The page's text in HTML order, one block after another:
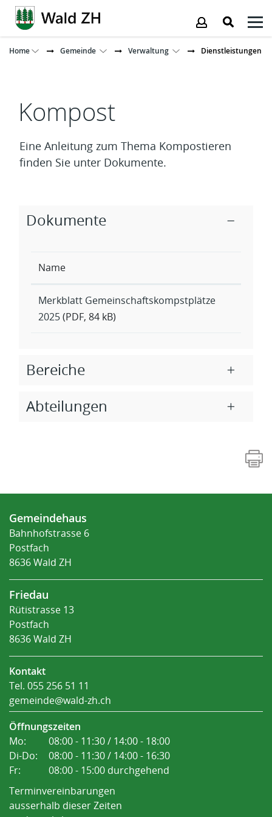
Kopfzeile
Home Gemeinde Verwaltung Dienstleistungen
Inhalt
Kompost
Eine Anleitung zum Thema Kompostieren
finden Sie unter Dokumente.
Zugehörige Objekte
Dokumente
Name
Merkblatt Gemeinschaftskompstplätze
2025 (PDF, 84 kB)
Bereiche
Abteilungen
Fusszeile
Gemeindehaus
Bahnhofstrasse 6
Postfach
8636 Wald ZH
Friedau
Rütistrasse 13
Postfach
8636 Wald ZH
Kontakt
Tel. 055 256 51 11
gemeinde@wald-zh.ch
Öffnungszeiten
Mo:
08:00 - 11:30 / 14:00 - 18:00
Di-Do:
08:00 - 11:30 / 14:00 - 16:30
Fr:
08:00 - 15:00 durchgehend
Terminvereinbarungen
ausserhalb dieser Zeiten